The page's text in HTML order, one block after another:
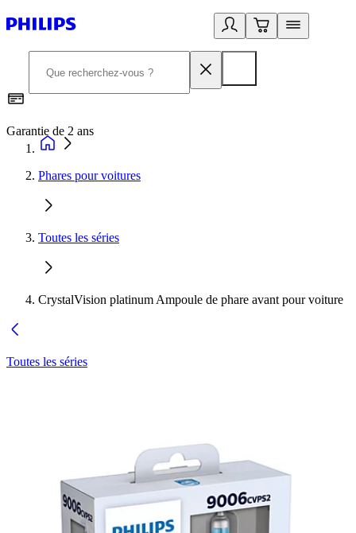
Garantie de 2 ans
Phares pour voitures
Toutes les séries
CrystalVision platinum Ampoule de phare avant pour voiture
Toutes les séries